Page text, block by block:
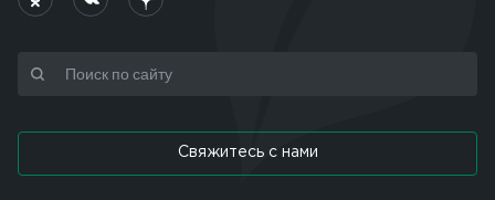
Свяжитесь с нами